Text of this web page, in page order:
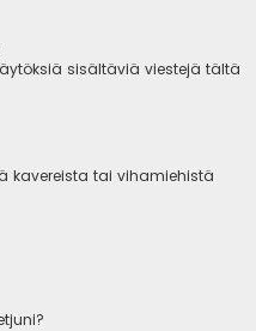
sisältäviä viestejä tältä
kavereista tai vihamiehistä